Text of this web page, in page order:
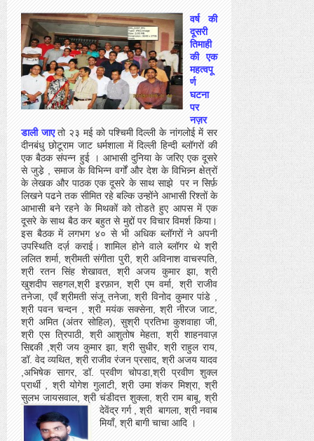
वर्ष की
दूसरी
तिमाही
की एक
महत्वपू
र्ण
घटना
पर
नज़र
डाली जाएतो २३ मई को पश्चिमी दिल्ली के नांगलोई में सर
दीनबंधु छोटूराम जाट धर्मशाला में दिल्ली हिन्‍दी ब्‍लॉगरों की
एक बैठक संपन्न हुई । आभासी दुनिया के जरिए एक दूसरे
से जुडे़ , समाज के विभिन्न वर्गों और देश के विभिन्न्न क्षेत्रों
के लेखक और पाठक एक दूसरे के साथ साझे
पर न सिर्फ़
लिखने पढने तक सीमित रहे बल्कि उन्होंने आभासी रिश्तों के
आभासी बने रहने के मिथकों को तोडते हुए आपस में एक
दूसरे के साथ बैठ कर बहुत से मुद्दों पर विचार विमर्श किया।
इस बैठक में लगभग ४० से भी अधिक ब्‍लॉगरों ने अपनी
उपस्थिति दर्ज़ कराई। शामिल होने वाले ब्‍लॉगर थे श्री
ललित शर्मा, श्रीमती संगीता पुरी, श्री अविनाश वाचस्पति,
श्री रतन सिंह शेखावत, श्री अजय कुमार झा, श्री
खुशदीप सहगल,श्री इरफ़ान, श्री एम वर्मा, श्री राजीव
तनेजा, एवँ श्रीमती संजू तनेजा, श्री विनोद कुमार पांडे ,
श्री पवन चन्दन , श्री मयंक सक्सेना, श्री नीरज जाट,
श्री अमित (अंतर सोहिल), सुश्री प्रतिभा कुशवाहा जी,
श्री एस त्रिपाठी, श्री आशुतोष मेहता, श्री शाहनवाज़
सिद्दकी ,श्री जय कुमार झा, श्री सुधीर, श्री राहुल राय,
डॉ. वेद व्यथित, श्री राजीव रंजन प्रसाद, श्री अजय यादव
,अभिषेक सागर, डॉ. प्रवीण चोपडा,श्री प्रवीण शुक्ल
प्रार्थी , श्री योगेश गुलाटी, श्री उमा शंकर मिश्रा, श्री
सुलभ जायसवाल, श्री चंडीदत्त शुक्ला, श्री राम बाबू, श्री
देवेंद्र गर्ग , श्री बागला, श्री नवाब
मियाँ, श्री बागी चाचा आदि ।